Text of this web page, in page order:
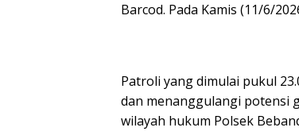
Barcod. Pada Kamis (11/6/
​Patroli yang dimulai pukul
dan menanggulangi potensi
wilayah hukum Polsek